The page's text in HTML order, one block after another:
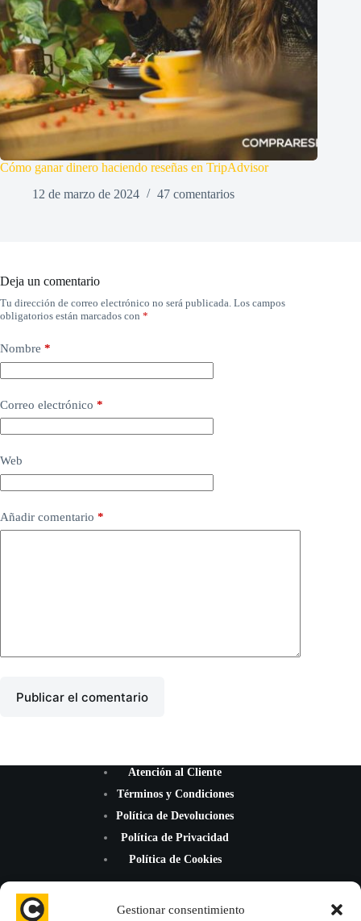
Gestionar consentimiento
Cómo ganar dinero haciendo reseñas en TripAdvisor
12 de marzo de 2024
47 comentarios
Deja un comentario
Tu dirección de correo electrónico no será publicada. Los campos
obligatorios están marcados con *
Nombre *
Correo electrónico *
Web
Añadir comentario *
Publicar el comentario
Atención al Cliente
Términos y Condiciones
Política de Devoluciones
Política de Privacidad
Política de Cookies